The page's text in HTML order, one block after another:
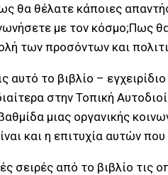
θα θέλατε κάποιες
με τον κόσμο;Πως
των προσόντων και
αυτό το βιβλίο –
στην Τοπική
μιας οργανικής
και η επιτυχία αυτών
σειρές από το βιβλίο τις